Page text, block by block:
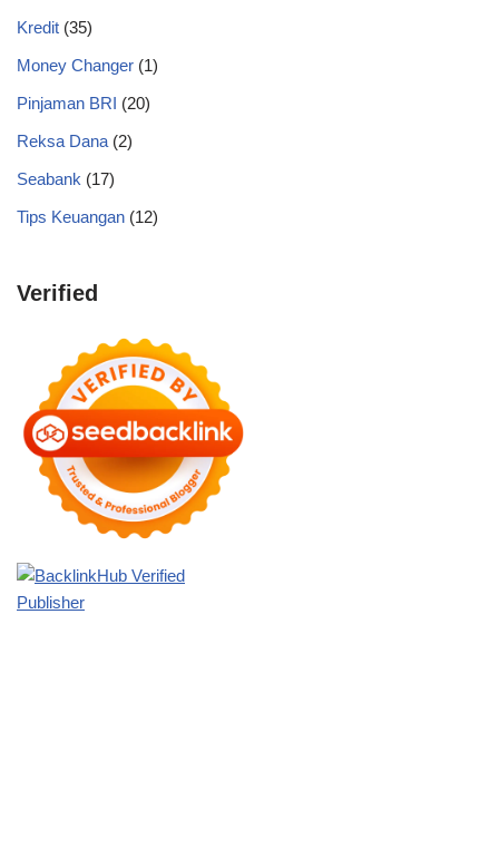
Kredit (35)
Money Changer (1)
Pinjaman BRI (20)
Reksa Dana (2)
Seabank (17)
Tips Keuangan (12)
Verified